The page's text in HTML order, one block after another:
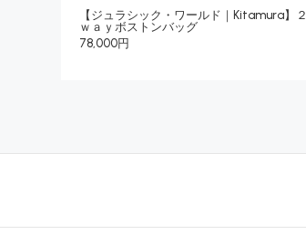
【ジュラシック・ワールド｜Kitamura】２
ｗａｙボストンバッグ
78,000円